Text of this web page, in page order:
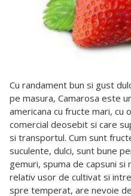
Cu randament bun si gust
pe masura, Camarosa este
americana cu fructe mari, cu
comercial deosebit si care
si transportul. Cum sunt
suculente, dulci, sunt bune
gemuri, spuma de capsuni
relativ usor de cultivat si
spre temperat, are nevoie